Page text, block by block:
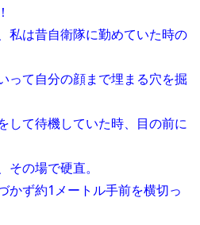
私は昔自衛隊に勤めていた時の
って自分の顔まで埋まる穴を掘
して待機していた時、目の前に
の場で硬直。
かず約1メートル手前を横切っ